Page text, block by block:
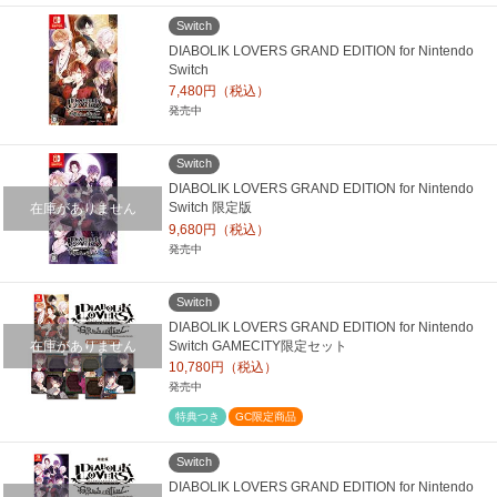
Switch
DIABOLIK LOVERS GRAND EDITION for Nintendo
Switch
7,480円（税込）
発売中
在庫がありません
Switch
DIABOLIK LOVERS GRAND EDITION for Nintendo
Switch 限定版
9,680円（税込）
発売中
在庫がありません
Switch
DIABOLIK LOVERS GRAND EDITION for Nintendo
Switch GAMECITY限定セット
10,780円（税込）
発売中
特典つき GC限定商品
Switch
DIABOLIK LOVERS GRAND EDITION for Nintendo